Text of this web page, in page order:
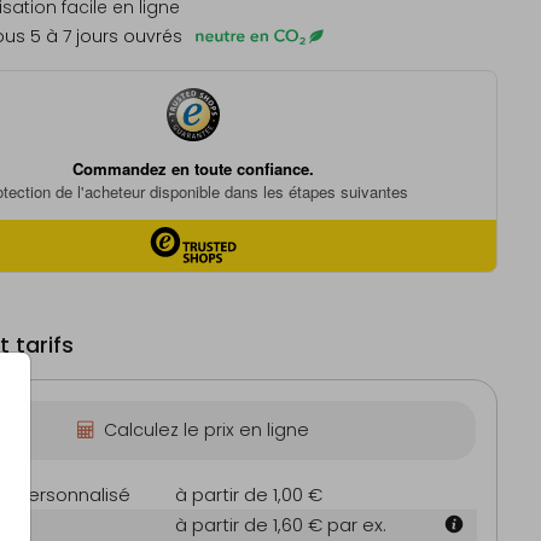
facile en ligne
5 à 7 jours ouvrés
tarifs
Calculez le prix en ligne
personnalisé
à partir de 1,00 €
à partir de 1,60 € par ex.